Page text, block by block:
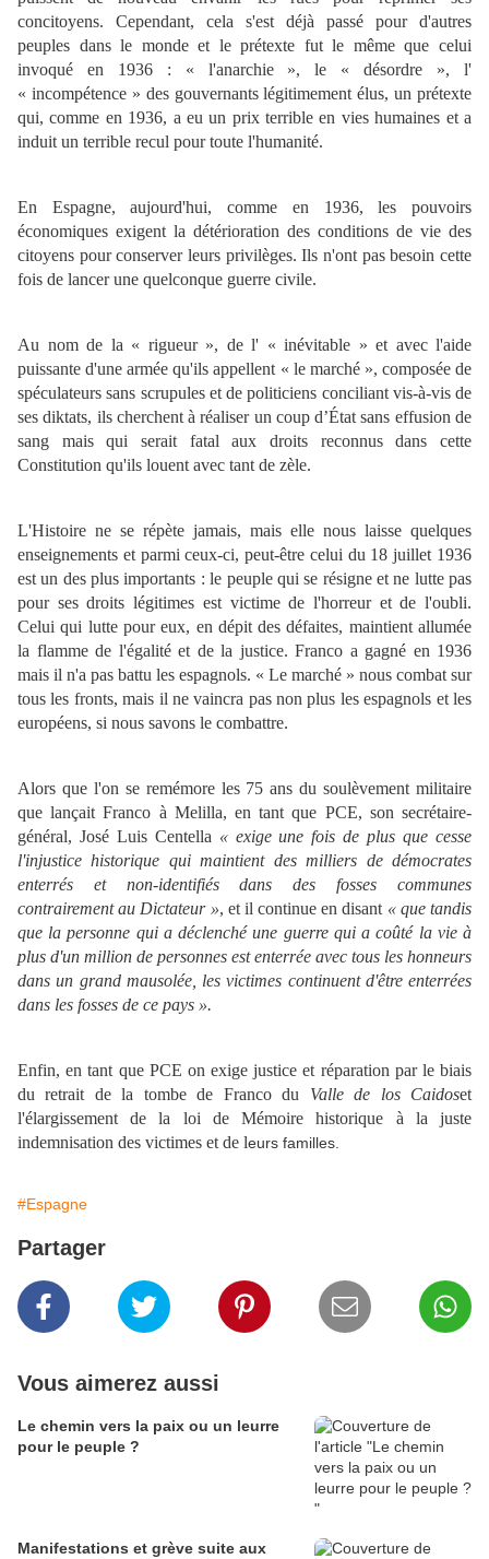
concitoyens. Cependant, cela s'est déjà passé pour d'autres
peuples dans le monde et le prétexte fut le même que celui
invoqué en 1936 : « l'anarchie », le « désordre », l'
« incompétence » des gouvernants légitimement élus, un prétexte
qui, comme en 1936, a eu un prix terrible en vies humaines et a
induit un terrible recul pour toute l'humanité.
En Espagne, aujourd'hui, comme en 1936, les pouvoirs
économiques exigent la détérioration des conditions de vie des
citoyens pour conserver leurs privilèges. Ils n'ont pas besoin cette
fois de lancer une quelconque guerre civile.
Au nom de la « rigueur », de l' « inévitable » et avec l'aide
puissante d'une armée qu'ils appellent « le marché », composée de
spéculateurs sans scrupules et de politiciens conciliant vis-à-vis de
ses diktats, ils cherchent à réaliser un coup d’État sans effusion de
sang mais qui serait fatal aux droits reconnus dans cette
Constitution qu'ils louent avec tant de zèle.
L'Histoire ne se répète jamais, mais elle nous laisse quelques
enseignements et parmi ceux-ci, peut-être celui du 18 juillet 1936
est un des plus importants : le peuple qui se résigne et ne lutte pas
pour ses droits légitimes est victime de l'horreur et de l'oubli.
Celui qui lutte pour eux, en dépit des défaites, maintient allumée
la flamme de l'égalité et de la justice. Franco a gagné en 1936
mais il n'a pas battu les espagnols. « Le marché » nous combat sur
tous les fronts, mais il ne vaincra pas non plus les espagnols et les
européens, si nous savons le combattre.
Alors que l'on se remémore les 75 ans du soulèvement militaire
que lançait Franco à Melilla, en tant que PCE, son secrétaire-
général, José Luis Centella « exige une fois de plus que cesse
l'injustice historique qui maintient des milliers de démocrates
enterrés et non-identifiés dans des fosses communes
contrairement au Dictateur », et il continue en disant « que tandis
que la personne qui a déclenché une guerre qui a coûté la vie à
plus d'un million de personnes est enterrée avec tous les honneurs
dans un grand mausolée, les victimes continuent d'être enterrées
dans les fosses de ce pays ».
Enfin, en tant que PCE on exige justice et réparation par le biais
du retrait de la tombe de Franco du
Valle de los Caidoset
l'élargissement de la loi de Mémoire historique à la juste
indemnisation des victimes et de leurs familles.
#Espagne
Partager
Vous aimerez aussi
Le chemin vers la paix ou un leurre
pour le peuple ?
Manifestations et grève suite aux